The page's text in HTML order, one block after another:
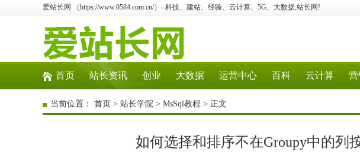
爱站长网 （https://www.0584.com.cn/）- 科技、建站、经验、云计算、5G、大数据,站长网!
首页 站长资讯 创业 大数据 运营中心 百科 云计算 营
当前位置： 首页 > 站长学院 > MsSql教程 > 正文
如何选择和排序不在Groupy中的列